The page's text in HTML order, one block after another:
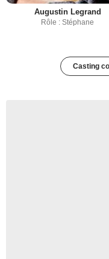
Augustin Legrand
Rôle : Stéphane
Casting